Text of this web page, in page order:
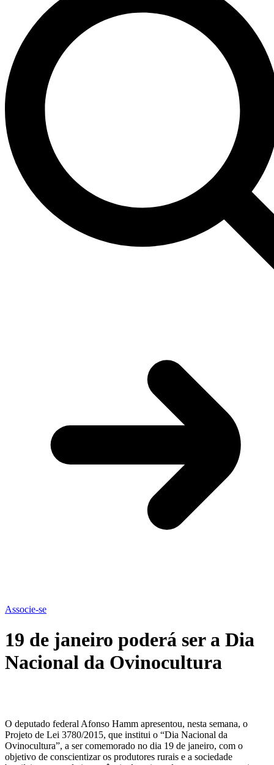
Associe-se
19 de janeiro poderá ser a Dia
Nacional da Ovinocultura
O deputado federal Afonso Hamm apresentou, nesta semana, o
Projeto de Lei 3780/2015, que institui o “Dia Nacional da
Ovinocultura”, a ser comemorado no dia 19 de janeiro, com o
objetivo de conscientizar os produtores rurais e a sociedade